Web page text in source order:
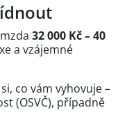
32 000 Kč – 40
a vzájemné
co vám vyhovuje –
(OSVČ), případně